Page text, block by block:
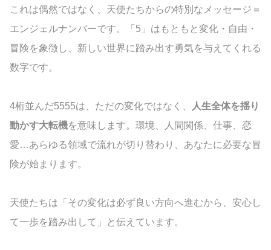
これは偶然ではなく、天使たちからの特別なメッセージ＝
エンジェルナンバーです。「5」はもともと変化・自由・
冒険を象徴し、新しい世界に踏み出す勇気を与えてくれる
数字です。
4桁並んだ5555は、ただの変化ではなく、
人生全体を揺り
動かす大転機を意味します。環境、人間関係、仕事、恋
愛…あらゆる領域で流れが切り替わり、あなたに必要な冒
険が始まります。
天使たちは「その変化は必ず良い方向へ進むから、安心し
て一歩を踏み出して」と伝えています。